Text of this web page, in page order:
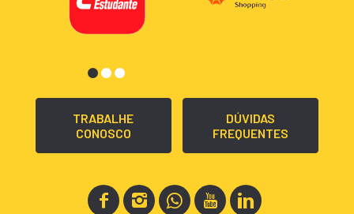
TRABALHE
CONOSCO
DÚVIDAS
FREQUENTES